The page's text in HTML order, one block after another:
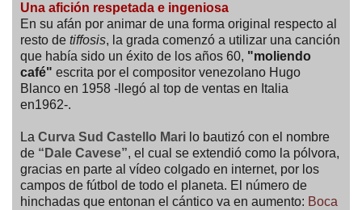
Una afición respetada e ingeniosa
En su afán por animar de una forma original respecto al
resto de tiffosis, la grada comenzó a utilizar una canción
que había sido un éxito de los años 60, "moliendo
café" escrita por el compositor venezolano Hugo
Blanco en 1958 -llegó al top de ventas en Italia
en1962-.
La Curva Sud Castello Mari lo bautizó con el nombre
de “Dale Cavese”, el cual se extendió como la pólvora,
gracias en parte al vídeo colgado en internet, por los
campos de fútbol de todo el planeta. El número de
hinchadas que entonan el cántico va en aumento: Boca